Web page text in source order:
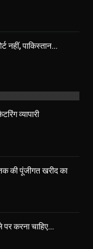
नहीं, पाकिस्तान…
व्यापारी
की पूंजीगत खरीद का
पर करना चाहिए…